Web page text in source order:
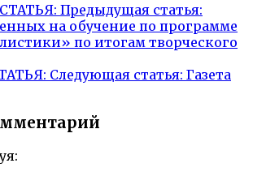
Предыдущая статья:
на обучение по программе
по итогам творческого
Следующая статья: Газета